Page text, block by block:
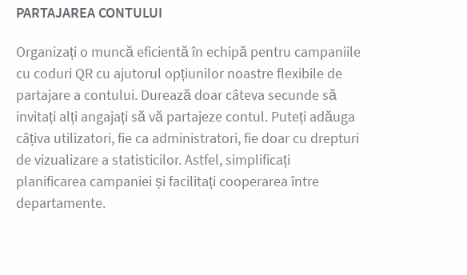
PARTAJAREA CONTULUI
Organizați o muncă eficientă în echipă pentru campaniile
cu coduri QR cu ajutorul opțiunilor noastre flexibile de
partajare a contului. Durează doar câteva secunde să
invitați alți angajați să vă partajeze contul. Puteți adăuga
câțiva utilizatori, fie ca administratori, fie doar cu drepturi
de vizualizare a statisticilor. Astfel, simplificați
planificarea campaniei și facilitați cooperarea între
departamente.